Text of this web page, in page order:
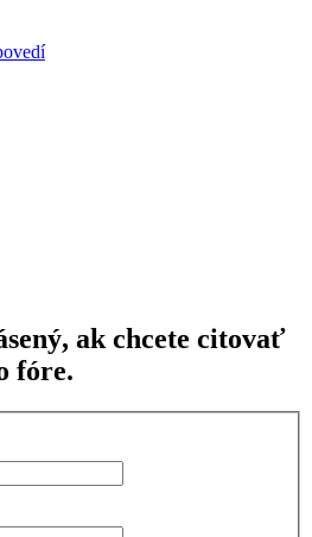
ak chcete citovať
fóre.